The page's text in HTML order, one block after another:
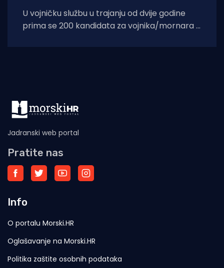
U vojničku službu u trajanju od dvije godine
prima se 200 kandidata za vojnika/mornara i
Jadranski web portal
Pratite nas
Info
O portalu Morski.HR
Oglašavanje na Morski.HR
Politika zaštite osobnih podataka